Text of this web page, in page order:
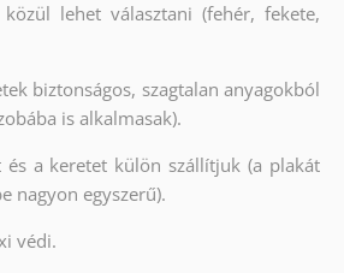
lehet választani (fehér, fekete,
biztonságos, szagtalan anyagokból
is alkalmasak).
és a keretet külön szállítjuk (a plakát
nagyon egyszerű).
védi.